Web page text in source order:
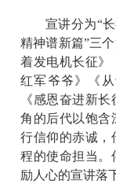
宣讲分为“
精神谱新篇”三
着发电机长征》
红军爷爷》《
《感恩奋进新
角的后代以饱含
行信仰的赤诚，
程的使命担当。
励人心的宣讲落